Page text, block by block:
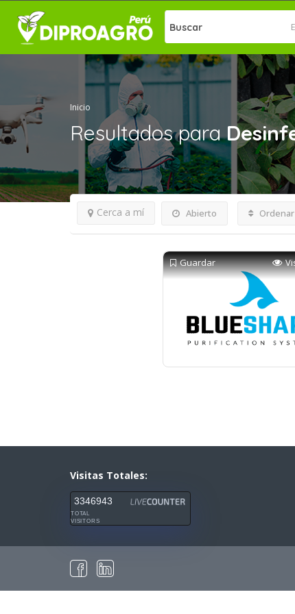
Buscar
Inicio
Resultados para
Abierto
Cerca a mí
Guardar
Visitas Totales:
3346943
TOTAL
VISITORS